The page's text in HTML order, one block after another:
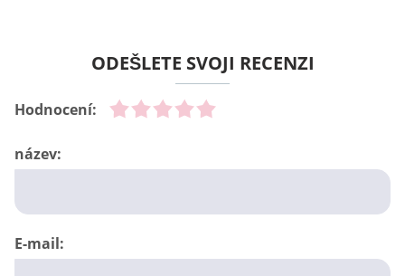
ODEŠLETE SVOJI RECENZI
Hodnocení:
název:
E-mail: